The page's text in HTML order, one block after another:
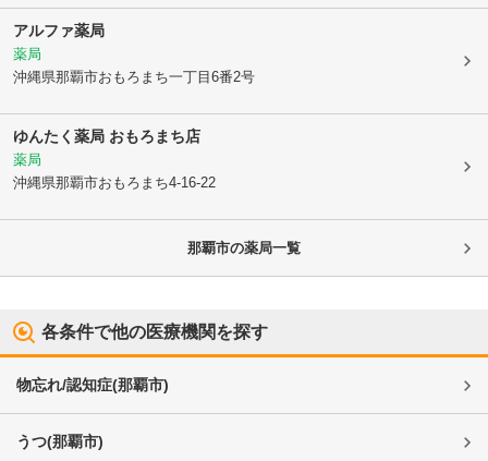
アルファ薬局
薬局
沖縄県那覇市おもろまち一丁目6番2号
ゆんたく薬局 おもろまち店
薬局
沖縄県那覇市おもろまち4-16-22
那覇市の薬局一覧
各条件で他の医療機関を探す
物忘れ/認知症(那覇市)
うつ(那覇市)